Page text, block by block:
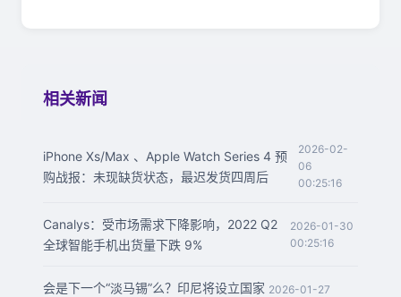
相关新闻
iPhone Xs/Max 、Apple Watch Series 4 预
购战报：未现缺货状态，最迟发货四周后
2026-02-
06
00:25:16
Canalys：受市场需求下降影响，2022 Q2
全球智能手机出货量下跌 9%
2026-01-30
00:25:16
会是下一个“淡马锡”么？印尼将设立国家 2026-01-27